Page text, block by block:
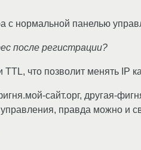
с нормальной панелью
после регистрации?
что позволит менять IP
сайт.орг, другая-
правда можно и